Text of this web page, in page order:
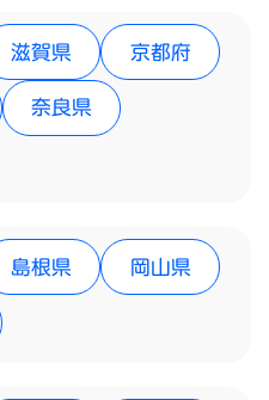
滋賀県 京都府
奈良県
島根県 岡山県